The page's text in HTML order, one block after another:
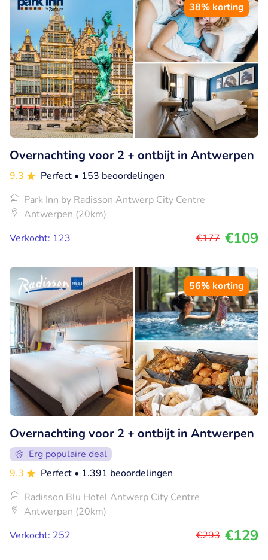
38% korting
Overnachting voor 2 + ontbijt in Antwerpen
9.3 Perfect • 153 beoordelingen
Park Inn by Radisson Antwerp City Centre
Antwerpen (20km)
Verkocht: 123
€177 €109
56% korting
Overnachting voor 2 + ontbijt in Antwerpen
Erg populaire deal
9.3
Perfect • 1.391 beoordelingen
Radisson Blu Hotel Antwerp City Centre
Antwerpen (20km)
Verkocht: 252
€293 €129